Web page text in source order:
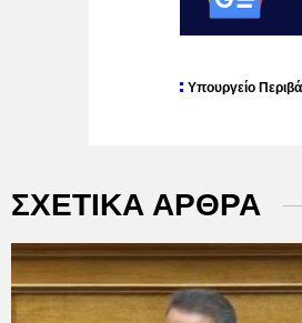
Υπουργείο
ΣΧΕΤΙΚΑ ΑΡΘΡΑ